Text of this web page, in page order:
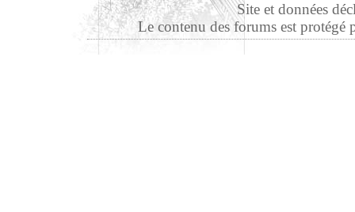
Site et données
Le contenu des forums est protégé